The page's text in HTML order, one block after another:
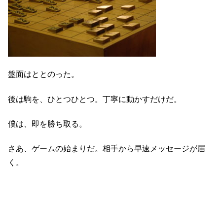
盤面はととのった。
後は駒を、ひとつひとつ。丁寧に動かすだけだ。
僕は、即を勝ち取る。
さあ、ゲームの始まりだ。相手から早速メッセージが届
く。